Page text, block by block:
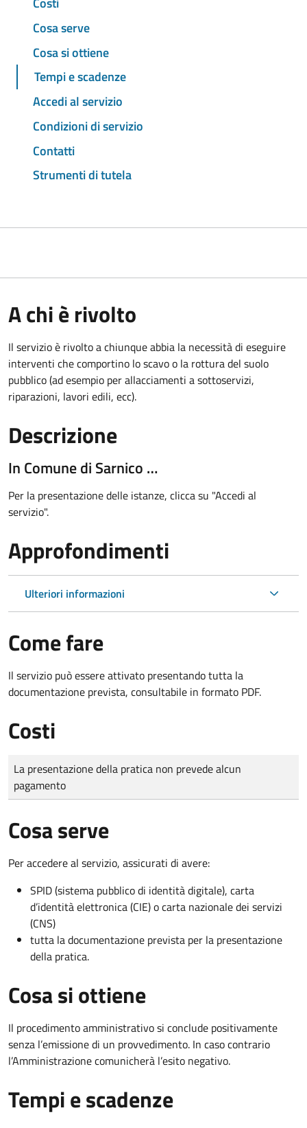
Cosa serve
Cosa si ottiene
Tempi e scadenze
Accedi al servizio
Condizioni di servizio
Contatti
Strumenti di tutela
A chi è rivolto
Il servizio è rivolto a chiunque abbia la necessità di eseguire
interventi che comportino lo scavo o la rottura del suolo
pubblico (ad esempio per allacciamenti a sottoservizi,
riparazioni, lavori edili, ecc).
Descrizione
In Comune di Sarnico …
Per la presentazione delle istanze, clicca su "Accedi al
servizio".
Approfondimenti
Ulteriori informazioni
Come fare
Il servizio può essere attivato presentando tutta la
documentazione prevista, consultabile in formato PDF.
Costi
Tipo di pagamento
Importo
La presentazione della pratica non prevede alcun
pagamento
Cosa serve
Per accedere al servizio, assicurati di avere:
SPID (sistema pubblico di identità digitale), carta
d’identità elettronica (CIE) o carta nazionale dei servizi
(CNS)
tutta la documentazione prevista per la presentazione
della pratica.
Cosa si ottiene
Il procedimento amministrativo si conclude positivamente
senza l’emissione di un provvedimento. In caso contrario
l’Amministrazione comunicherà l’esito negativo.
Tempi e scadenze